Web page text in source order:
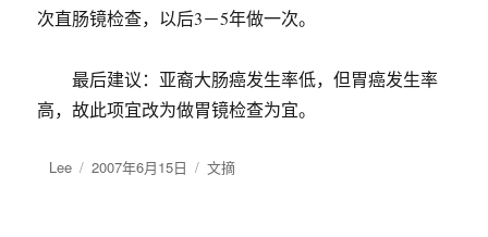
次直肠镜检查，以后3－5年做一次。
最后建议：亚裔大肠癌发生率低，但胃癌发生率
高，故此项宜改为做胃镜检查为宜。
作
Lee
发
2007年6月15日
分
文摘